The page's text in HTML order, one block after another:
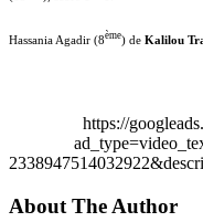
Hassania Agadir (8ème) de Kalilou
https://
About The Author